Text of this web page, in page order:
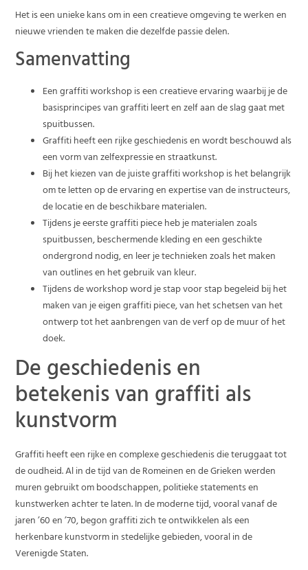
Het is een unieke kans om in een creatieve omgeving te werken en
nieuwe vrienden te maken die dezelfde passie delen.
Samenvatting
Een graffiti workshop is een creatieve ervaring waarbij je de
basisprincipes van graffiti leert en zelf aan de slag gaat met
spuitbussen.
Graffiti heeft een rijke geschiedenis en wordt beschouwd als
een vorm van zelfexpressie en straatkunst.
Bij het kiezen van de juiste graffiti workshop is het belangrijk
om te letten op de ervaring en expertise van de instructeurs,
de locatie en de beschikbare materialen.
Tijdens je eerste graffiti piece heb je materialen zoals
spuitbussen, beschermende kleding en een geschikte
ondergrond nodig, en leer je technieken zoals het maken
van outlines en het gebruik van kleur.
Tijdens de workshop word je stap voor stap begeleid bij het
maken van je eigen graffiti piece, van het schetsen van het
ontwerp tot het aanbrengen van de verf op de muur of het
doek.
De geschiedenis en
betekenis van graffiti als
kunstvorm
Graffiti heeft een rijke en complexe geschiedenis die teruggaat tot
de oudheid. Al in de tijd van de Romeinen en de Grieken werden
muren gebruikt om boodschappen, politieke statements en
kunstwerken achter te laten. In de moderne tijd, vooral vanaf de
jaren ’60 en ’70, begon graffiti zich te ontwikkelen als een
herkenbare kunstvorm in stedelijke gebieden, vooral in de
Verenigde Staten.